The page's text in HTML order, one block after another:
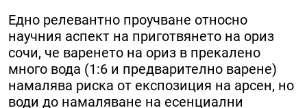
Едно релевантно проучване относно
научния аспект на приготвянето на ориз
сочи, че варенето на ориз в прекалено
много вода (1:6 и предварително варене)
намалява риска от експозиция на арсен, но
води до намаляване на есенциални